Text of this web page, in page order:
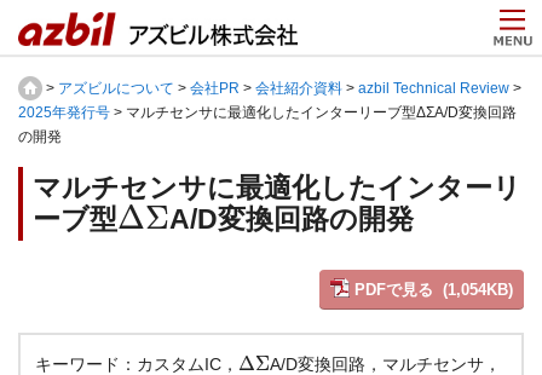
> アズビルについて > 会社PR > 会社紹介資料 > azbil Technical Review >
2025年発行号 > マルチセンサに最適化したインターリーブ型ΔΣA/D変換回路
の開発
マルチセンサに最適化したインターリ
ーブ型
ΔΣ
A/D変換回路の開発
PDFで見る (1,054KB)
キーワード：カスタムIC， Δ ΣA/D変換回路，マルチセンサ，